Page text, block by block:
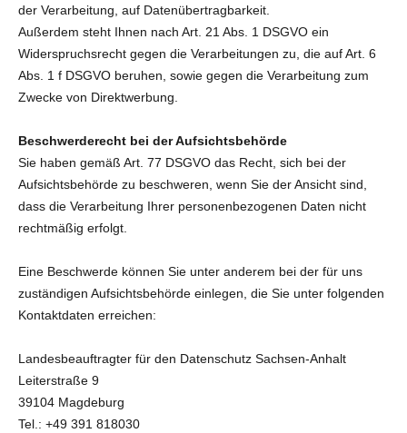
der Verarbeitung, auf Datenübertragbarkeit.
Außerdem steht Ihnen nach Art. 21 Abs. 1 DSGVO ein
Widerspruchsrecht gegen die Verarbeitungen zu, die auf Art. 6
Abs. 1 f DSGVO beruhen, sowie gegen die Verarbeitung zum
Zwecke von Direktwerbung.
Beschwerderecht bei der Aufsichtsbehörde
Sie haben gemäß Art. 77 DSGVO das Recht, sich bei der
Aufsichtsbehörde zu beschweren, wenn Sie der Ansicht sind,
dass die Verarbeitung Ihrer personenbezogenen Daten nicht
rechtmäßig erfolgt.
Eine Beschwerde können Sie unter anderem bei der für uns
zuständigen Aufsichtsbehörde einlegen, die Sie unter folgenden
Kontaktdaten erreichen:
Landesbeauftragter für den Datenschutz Sachsen-​Anhalt
Leiterstraße 9
39104 Magdeburg
Tel.: +49 391 81803​0